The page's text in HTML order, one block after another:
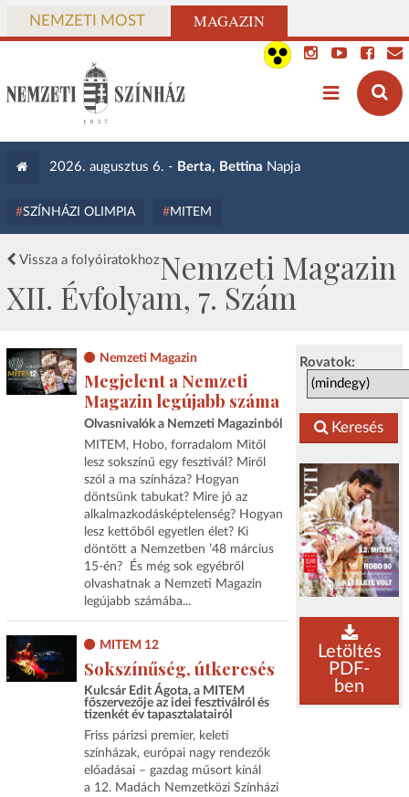
NEMZETI MOST MAGAZIN
2026. augusztus 6. - Berta, Bettina Napja
SZÍNHÁZI OLIMPIA MITEM
Vissza a folyóiratokhozNemzeti Magazin
XII. Évfolyam, 7. Szám
Rovatok:
Keresés
Letöltés
PDF-
ben
Nemzeti Magazin
Megjelent a Nemzeti
Magazin legújabb száma
Olvasnivalók a Nemzeti Magazinból
MITEM, Hobo, forradalom Mitől
lesz sokszínű egy fesztivál? Miről
szól a ma színháza? Hogyan
döntsünk tabukat? Mire jó az
alkalmazkodásképtelenség? Hogyan
lesz kettőből egyetlen élet? Ki
döntött a Nemzetben ’48 március
15-én? És még sok egyébről
olvashatnak a Nemzeti Magazin
legújabb számába...
MITEM 12
Sokszínűség, útkeresés
Kulcsár Edit Ágota, a MITEM
főszervezője az idei fesztiválról és
tizenkét év tapasztalatairól
Friss párizsi premier, keleti
színházak, európai nagy rendezők
előadásai – gazdag műsort kínál
a 12. Madách Nemzetközi Színházi